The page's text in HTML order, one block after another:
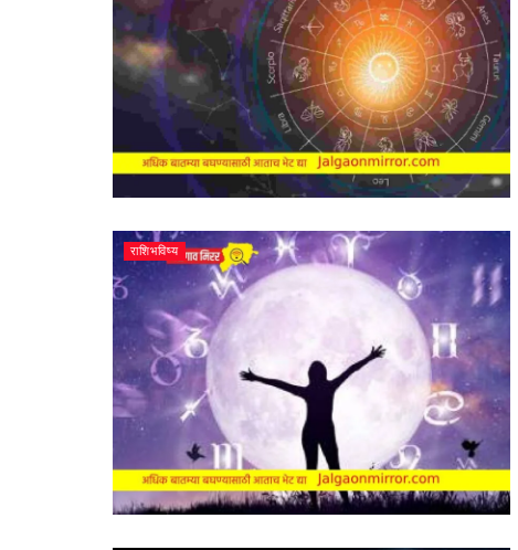
राशिभविष्य